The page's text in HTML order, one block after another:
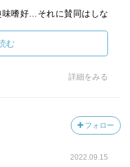
嗜好…それに賛同はしな
行けたかも知れない男の
。
そちら側という人は少な
ようなことは何度もあっ
して生きている人たち全
む
詳細をみる
フォロー
2022.09.15